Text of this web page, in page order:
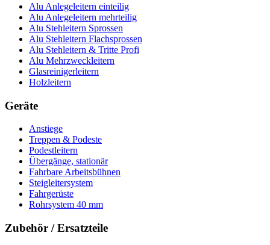
Alu Anlegeleitern einteilig
Alu Anlegeleitern mehrteilig
Alu Stehleitern Sprossen
Alu Stehleitern Flachsprossen
Alu Stehleitern & Tritte Profi
Alu Mehrzweckleitern
Glasreinigerleitern
Holzleitern
Geräte
Anstiege
Treppen & Podeste
Podestleitern
Übergänge, stationär
Fahrbare Arbeitsbühnen
Steigleitersystem
Fahrgerüste
Rohrsystem 40 mm
Zubehör / Ersatzteile